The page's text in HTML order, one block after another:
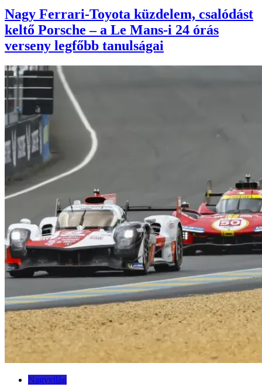
Nagy Ferrari-Toyota küzdelem, csalódást
keltő Porsche – a Le Mans-i 24 órás
verseny legfőbb tanulságai
Nagyvilág